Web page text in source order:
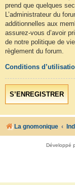
prend que quelques
L’administrateur du
additionnelles aux
assurez-vous d’avoir
de notre politique de
règlement du forum.
Conditions
S’ENREGISTRER
La gnomonique
Développé